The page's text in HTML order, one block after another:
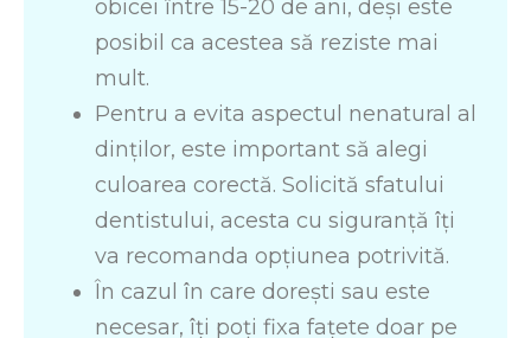
obicei între 15-20 de ani, deși este
posibil ca acestea să reziste mai
mult.
Pentru a evita aspectul nenatural al
dinților, este important să alegi
culoarea corectă. Solicită sfatului
dentistului, acesta cu siguranță îți
va recomanda opțiunea potrivită.
În cazul în care dorești sau este
necesar, îți poți fixa fațete doar pe